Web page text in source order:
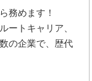
務めます！
ートキャリア、
の企業で、歴代